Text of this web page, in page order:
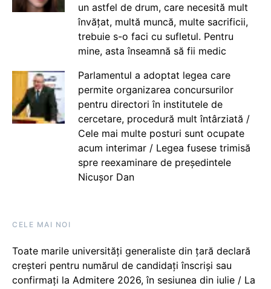
un astfel de drum, care necesită mult
învățat, multă muncă, multe sacrificii,
trebuie s-o faci cu sufletul. Pentru
mine, asta înseamnă să fii medic
Parlamentul a adoptat legea care
permite organizarea concursurilor
pentru directori în institutele de
cercetare, procedură mult întârziată /
Cele mai multe posturi sunt ocupate
acum interimar / Legea fusese trimisă
spre reexaminare de președintele
Nicușor Dan
CELE MAI NOI
Toate marile universități generaliste din țară declară
creșteri pentru numărul de candidați înscriși sau
confirmați la Admitere 2026, în sesiunea din iulie / La